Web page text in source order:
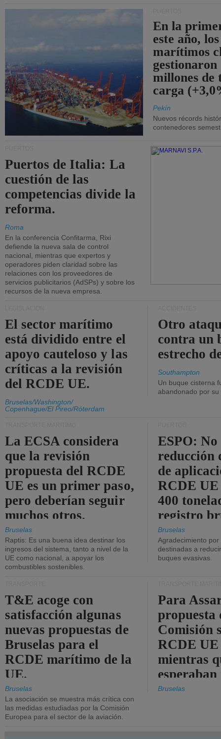
En la
este año,
marítimos
gestionaron
millones de
carga
Pekín
Nuevos récords
contenedores
Puertos de Italia: La
cuestión de las
competencias divide la
reforma.
Roma
En la conferencia Confitarma, Rixi
defiende la nueva sala de control
nacional, mientras que expertos y
operadores piden claridad sobre las
relaciones con los proveedores de
servicios publicitarios (AdSPs) y sobre los
recursos de la nueva empresa.
El sector marítimo
está dividido entre el
apoyo cauteloso y las
críticas a la revisión
del RCDE UE.
Bruselas/Washington/
Copenhague/El Pireo/Róterdam
Otro
contra un
estrecho
Southampton
Un buque cisterna
abandonado por su
La ECSA considera
que la revisión
propuesta del RCDE
UE es un primer paso,
pero deberían seguir
muchos otros.
Bruselas
Raptis: Es una buena idea destinar los
ingresos del sistema, tanto a nivel de la
UE como nacional, a apoyar los
combustibles sostenibles.
ESPO: No
reducción
de
RCDE UE
400
registro
Bruselas
Agradecimiento
destinadas a
buques evasivas.
T&E acoge con
satisfacción algunas
nuevas propuestas de
Bruselas para el
RCDE marítimo de la
UE.
Bruselas
La asociación se muestra más crítica con
las medidas estudiadas por la Comisión
Europea para el sector de la aviación.
Para
propuesta
Comisión
RCDE
mientras
más
Bruselas